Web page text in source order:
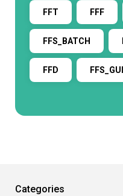
FFT FFF
FFS_BATCH
FFD FFS_GUI
Categories